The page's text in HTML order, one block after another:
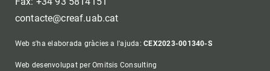
contacte@creaf.uab.cat
Web s'ha elaborada gràcies a l'ajuda:CEX2023-001340-S
Web desenvolupat per Omitsis Consulting